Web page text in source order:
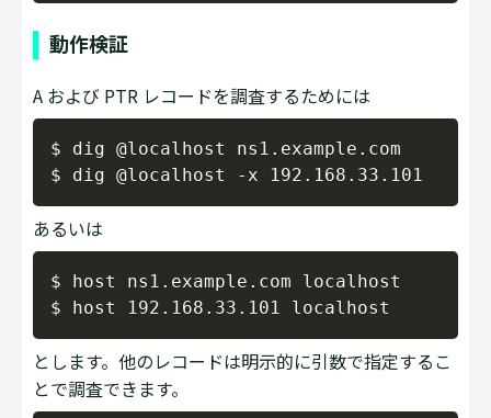
動作検証
A および PTR レコードを調査するためには
$ dig @localhost ns1.example.com
あるいは
$ host ns1.example.com localhost
とします。他のレコードは明示的に引数で指定するこ
とで調査できます。